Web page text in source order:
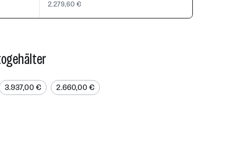
2.279,60 €
3.937,00 € 2.660,00 €